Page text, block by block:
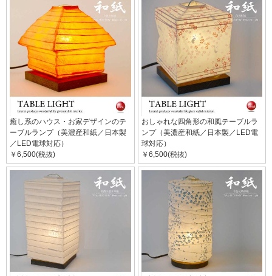
癒し系のハウス・お家デザインのテ
ーブルランプ（美濃産和紙／日本製
／LED電球対応）
￥6,500(税抜)
おしゃれな四角形の和風テーブルラ
ンプ（美濃産和紙／日本製／LED電
球対応）
￥6,500(税抜)